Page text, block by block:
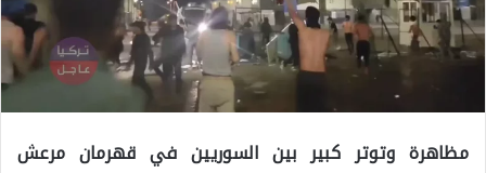
مظاهرة وتوتر كبير بين السوريين في قهرمان مرعش